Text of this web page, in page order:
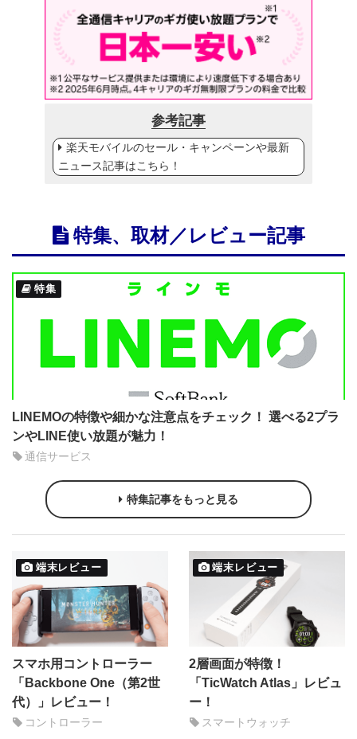
参考記事
楽天モバイルのセール・キャンペーンや最新
ニュース記事はこちら！
特集、取材／レビュー記事
特集
LINEMOの特徴や細かな注意点をチェック！ 選べる2プラ
ンやLINE使い放題が魅力！
通信サービス
特集記事をもっと見る
端末レビュー
スマホ用コントローラー
「Backbone One（第2世
代）」レビュー！
コントローラー
端末レビュー
2層画面が特徴！
「TicWatch Atlas」レビュ
ー！
スマートウォッチ